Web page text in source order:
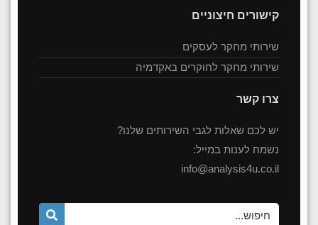
קישורים חיצוניים
שירותי מחקר לעסקים
שירותי מחקר לחוקרים באקדמיה
צרו קשר
יש לכם שאלות לגבי השירותים שלנו?
נשמח לענות במייל:
info@analysis4u.co.il